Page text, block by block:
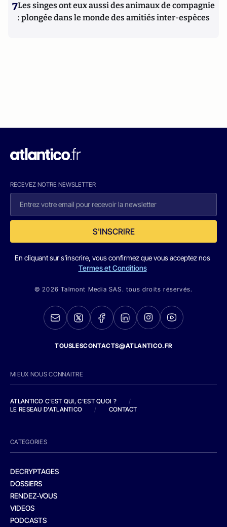
7Les singes ont eux aussi des animaux de compagnie
: plongée dans le monde des amitiés inter-espèces
RECEVEZ NOTRE NEWSLETTER
S'INSCRIRE
En cliquant sur s'inscrire, vous confirmez que vous acceptez nos
Termes et Conditions
© 2026 Talmont Media SAS. tous droits réservés.
TOUSLESCONTACTS@ATLANTICO.FR
MIEUX NOUS CONNAITRE
ATLANTICO C'EST QUI, C'EST QUOI ?
/
LE RESEAU D'ATLANTICO
/ CONTACT
CATEGORIES
DECRYPTAGES
DOSSIERS
RENDEZ-VOUS
VIDEOS
PODCASTS